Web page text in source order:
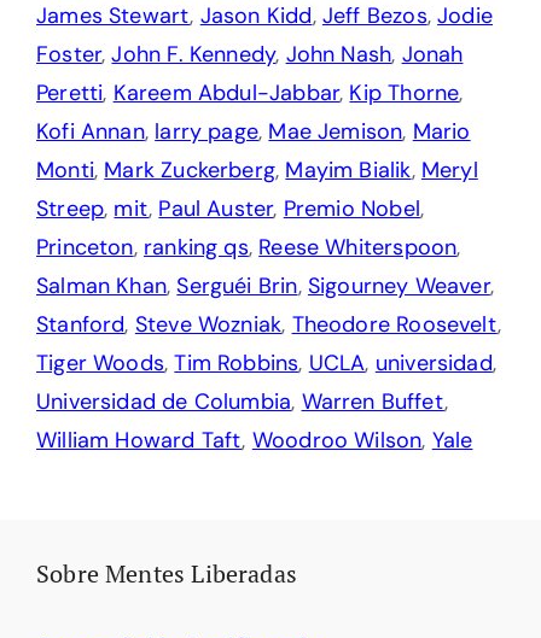
James Stewart, Jason Kidd, Jeff Bezos,Jodie
Foster,John F. Kennedy, John Nash, Jonah
Peretti, Kareem Abdul-Jabbar, Kip Thorne,
Kofi Annan, larry page, Mae Jemison, Mario
Monti, Mark Zuckerberg, Mayim Bialik, Meryl
Streep, mit, Paul Auster, Premio Nobel,
Princeton, ranking qs, Reese Whiterspoon,
Salman Khan,Serguéi Brin, Sigourney Weaver,
Stanford, Steve Wozniak, Theodore Roosevelt,
Tiger Woods,Tim Robbins, UCLA, universidad,
Universidad de Columbia, Warren Buffet,
William Howard Taft, Woodroo Wilson, Yale
Sobre Mentes Liberadas